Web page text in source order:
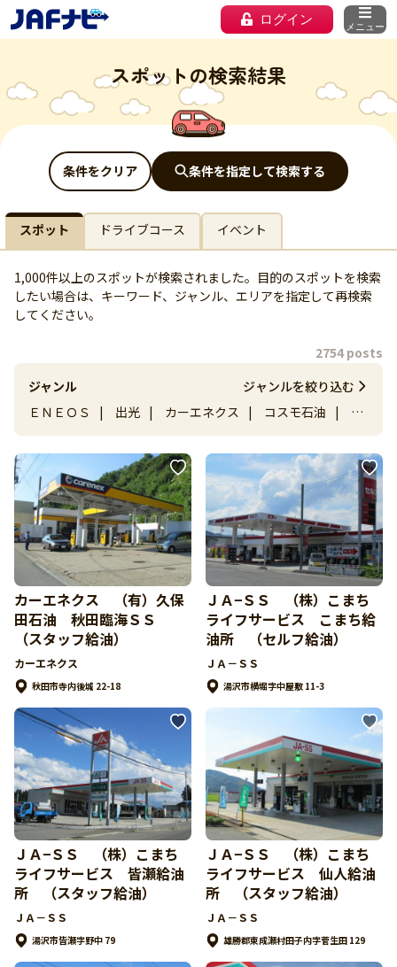
ログイン メニュー
スポットの検索結果
条件をクリア 条件を指定して検索する
スポット ドライブコース イベント
1,000件以上のスポットが検索されました。目的のスポットを検索
したい場合は、キーワード、ジャンル、エリアを指定して再検索
してください。
ジャンル
ＥＮＥＯＳ
| 出光 | カーエネクス | コスモ石油 |
昭
他
ジャンルを絞り込む
2754 posts
カーエネクス （有）久保
田石油 秋田臨海ＳＳ
（スタッフ給油）
カーエネクス
秋田市寺内後城 22-18
ＪＡ−ＳＳ （株）こまち
ライフサービス こまち給
油所 （セルフ給油）
ＪＡ－ＳＳ
湯沢市横堀字中屋敷 11-3
ＪＡ−ＳＳ （株）こまち
ライフサービス 皆瀬給油
所 （スタッフ給油）
ＪＡ－ＳＳ
湯沢市皆瀬字野中 79
ＪＡ−ＳＳ （株）こまち
ライフサービス 仙人給油
所 （スタッフ給油）
ＪＡ－ＳＳ
雄勝郡東成瀬村田子内字菅生田 129